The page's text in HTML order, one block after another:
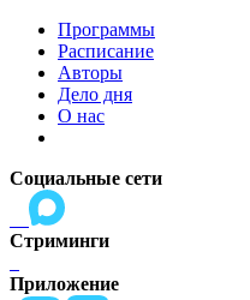
Программы
Расписание
Авторы
Дело дня
О нас
Социальные сети
Стриминги
Приложение